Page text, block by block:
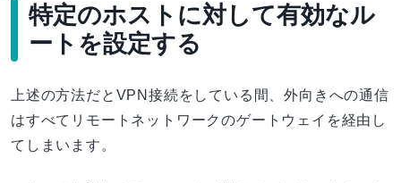
特定のホストに対して有効なル
ートを設定する
上述の方法だとVPN接続をしている間、外向きへの通信
はすべてリモートネットワークのゲートウェイを経由し
てしまいます。